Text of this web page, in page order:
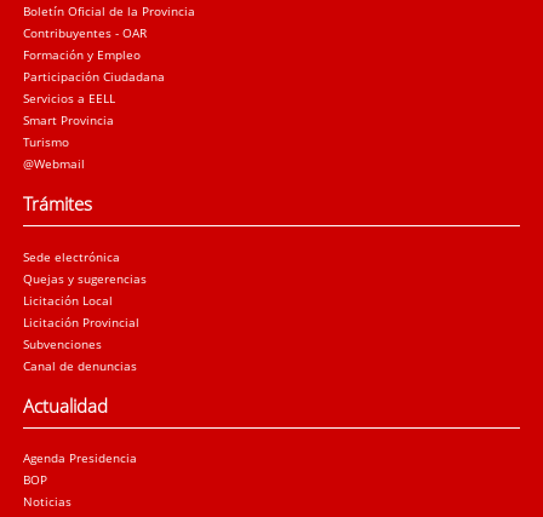
Boletín Oficial de la Provincia
Contribuyentes - OAR
Formación y Empleo
Participación Ciudadana
Servicios a EELL
Smart Provincia
Turismo
@Webmail
Trámites
Sede electrónica
Quejas y sugerencias
Licitación Local
Licitación Provincial
Subvenciones
Canal de denuncias
Actualidad
Agenda Presidencia
BOP
Noticias